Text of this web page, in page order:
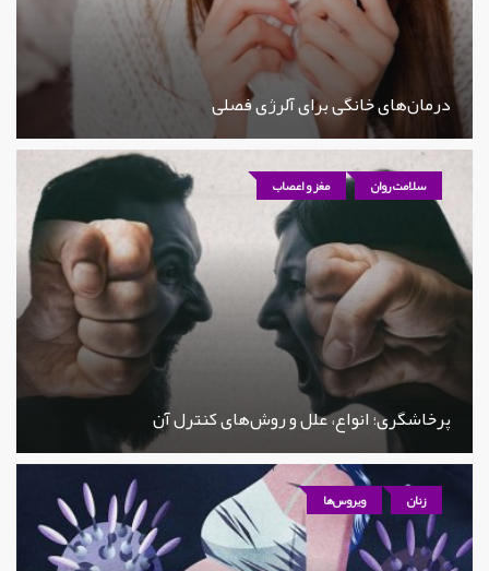
درمان‌های خانگی برای آلرژی فصلی
سلامت روان مغز و اعصاب
پرخاشگری؛ انواع، علل و روش‌های کنترل آن
زنان ویروس‌ها